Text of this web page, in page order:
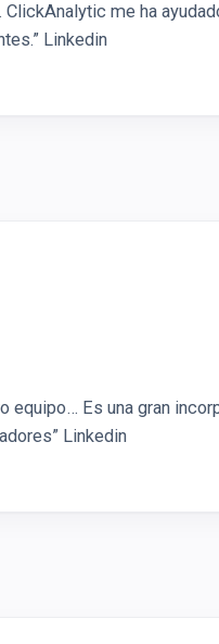
me ha
Linkedin
equipo… Es una gran
Linkedin